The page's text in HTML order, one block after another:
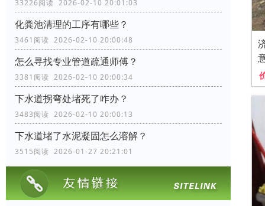
33226阅读 2026-02-10 20:01:03
化粪池清理的工序有哪些？
3461阅读 2026-02-10 20:00:48
怎么寻找专业管道疏通师傅？
3381阅读 2026-02-10 20:00:34
下水道拐弯处堵死了咋办？
3483阅读 2026-02-10 20:00:13
下水道堵了水泥凝固怎么溶解？
3515阅读 2026-01-27 20:21:01